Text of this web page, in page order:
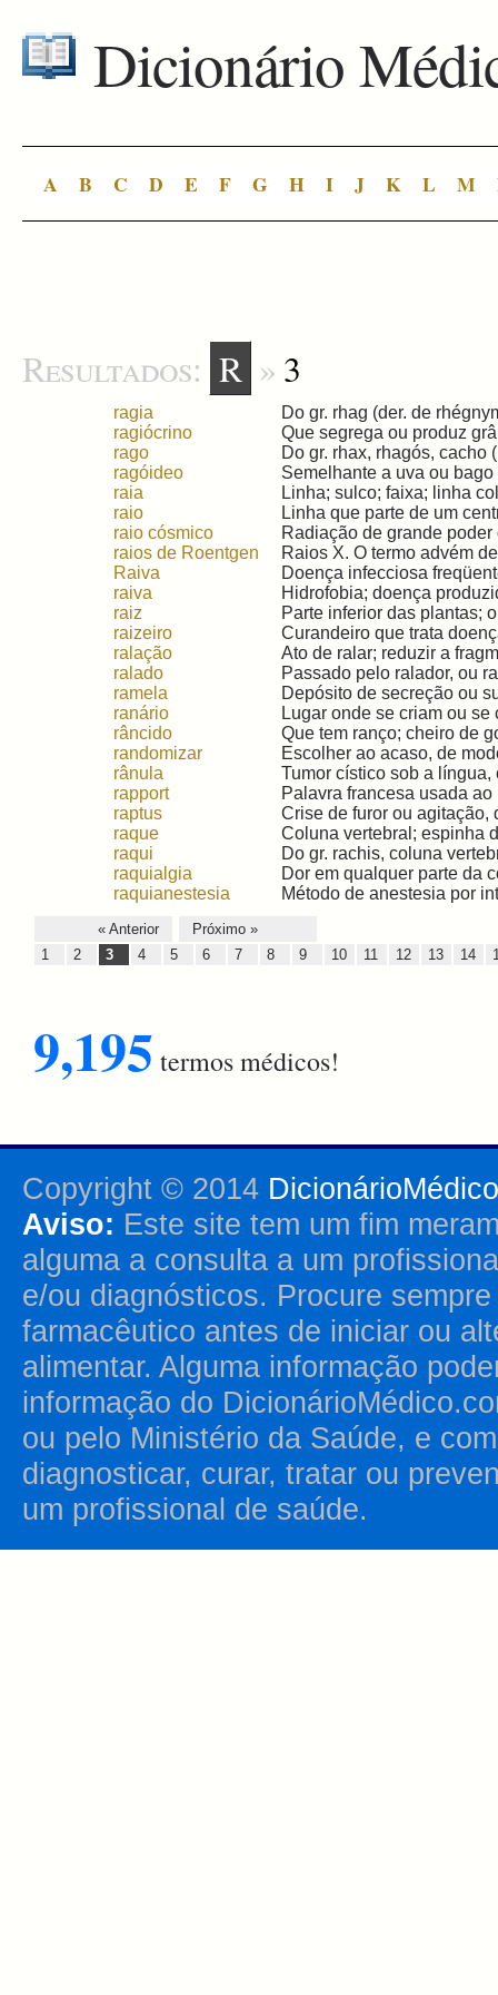
Dicionário
A B C D E F G H I J K L M
Resultados: R » 3
ragia
Do gr. rhag (der. de
ragiócrino
Que segrega ou produz
rago
Do gr. rhax, rhagós, cacho
ragóideo
Semelhante a uva ou bago
raia
Linha; sulco; faixa; linha
raio
Linha que parte de um
raio cósmico
Radiação de grande
raios de Roentgen
Raios X. O termo advém
Raiva
Doença infecciosa
raiva
Hidrofobia; doença
raiz
Parte inferior das plantas;
raizeiro
Curandeiro que trata
ralação
Ato de ralar; reduzir a
ralado
Passado pelo ralador, ou
ramela
Depósito de secreção ou
ranário
Lugar onde se criam ou se
râncido
Que tem ranço; cheiro de
randomizar
Escolher ao acaso, de
rânula
Tumor cístico sob a
rapport
Palavra francesa usada
raptus
Crise de furor ou agitação,
raque
Coluna vertebral; espinha
raqui
Do gr. rachis, coluna
raquialgia
Dor em qualquer parte da
raquianestesia
Método de anestesia por
« Anterior
Próximo »
1
2 3 4 5 6 7 8 9 10 11 12 13 14
9,195 termos médicos!
Copyright © 2014
Aviso: Este site tem um fim
alguma a consulta a um
e/ou diagnósticos. Procure
farmacêutico antes de iniciar ou
alimentar. Alguma informação
informação do
ou pelo Ministério da Saúde, e
diagnosticar, curar, tratar ou
um profissional de saúde.